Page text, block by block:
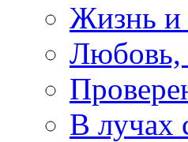
Жизнь и
Любовь,
В лучах